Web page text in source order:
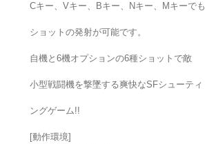
Cキー、Vキー、Bキー、Nキー、Mキーでも
ショットの発射が可能です。
自機と6機オプションの6種ショットで敵
小型戦闘機を撃墜する爽快なSFシューティ
ングゲーム!!
[動作環境]